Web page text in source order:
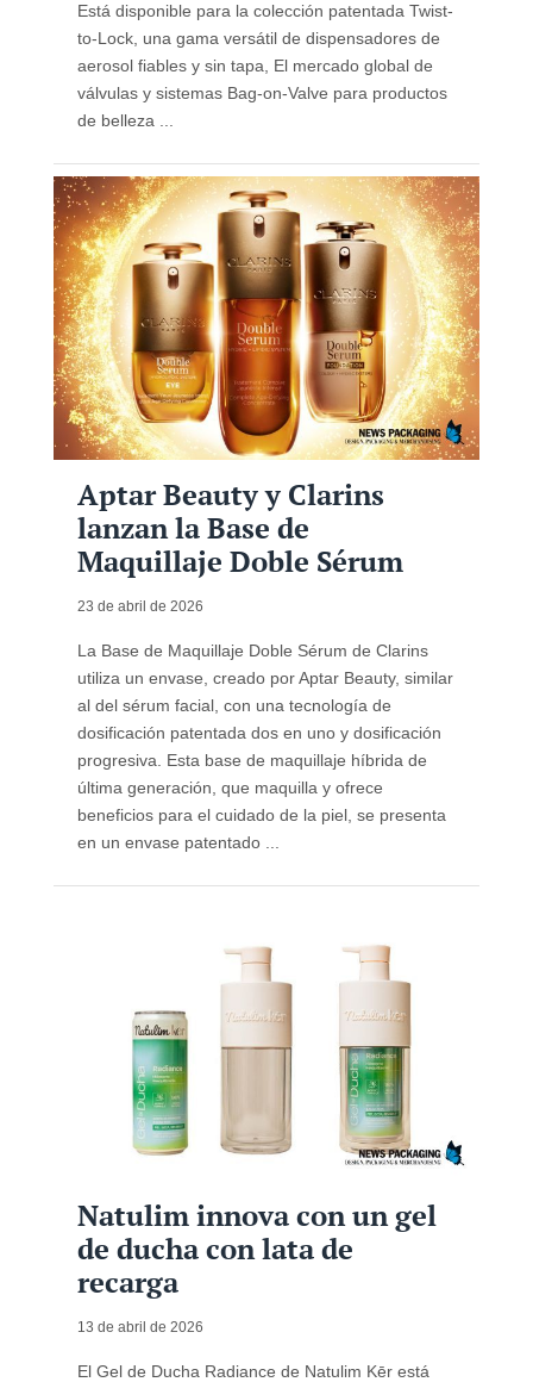
Está disponible para la colección patentada Twist-
to-Lock, una gama versátil de dispensadores de
aerosol fiables y sin tapa, El mercado global de
válvulas y sistemas Bag-on-Valve para productos
de belleza ...
Aptar Beauty y Clarins
lanzan la Base de
Maquillaje Doble Sérum
23 de abril de 2026
La Base de Maquillaje Doble Sérum de Clarins
utiliza un envase, creado por Aptar Beauty, similar
al del sérum facial, con una tecnología de
dosificación patentada dos en uno y dosificación
progresiva. Esta base de maquillaje híbrida de
última generación, que maquilla y ofrece
beneficios para el cuidado de la piel, se presenta
en un envase patentado ...
Natulim innova con un gel
de ducha con lata de
recarga
13 de abril de 2026
El Gel de Ducha Radiance de Natulim Kēr está